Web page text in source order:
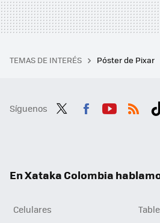
TEMAS DE INTERÉS Póster de Pixar
Síguenos
En Xataka Colombia
Celulares